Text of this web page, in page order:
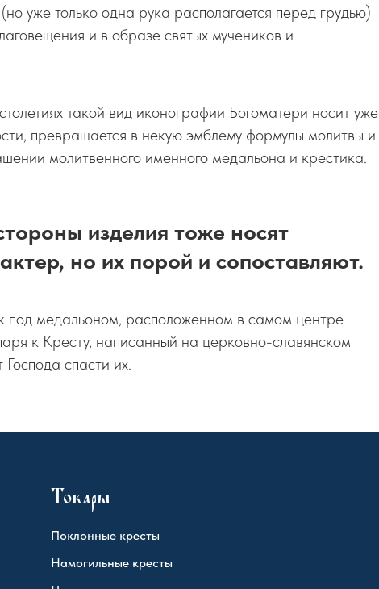
уже только одна рука располагается перед грудью)
и в образе святых мучеников и
такой вид иконографии Богоматери носит уже
превращается в некую эмблему формулы молитвы и
молитвенного именного медальона и крестика.
изделия тоже носят
но их порой и сопоставляют.
под медальоном, расположенном в самом центре
к Кресту, написанный на церковно-славянском
спасти их.
Товары
Поклонные кресты
Намогильные кресты